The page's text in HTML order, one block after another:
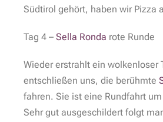
Südtirol gehört, haben wir Pizza
Tag 4 – Sella Ronda rote Runde
Wieder erstrahlt ein wolkenloser
entschließen uns, die berühmte
fahren. Sie ist eine Rundfahrt
Sehr gut ausgeschildert folgt